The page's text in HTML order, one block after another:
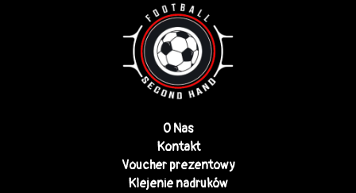
O Nas
Kontakt
Voucher prezentowy
Klejenie nadruków